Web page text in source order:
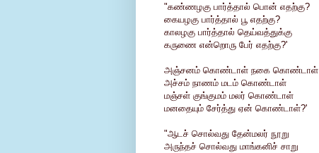
"கண்ணழகு பார்த்தால் பொன் எதற்கு?
கையழகு பார்த்தால் பூ எதற்கு?
காலழகு பார்த்தால் தெய்வத்துக்கு
கருணை என்றொரு பேர் எதற்கு?'
அஞ்சனம் கொண்டாள் நகை கொண்டாள்
அச்சம் நாணம் மடம் கொண்டாள்
மஞ்சள் குங்குமம் மலர் கொண்டாள்
மனதையும் சேர்த்து ஏன் கொண்டாள்?'
"ஆடச் சொல்வது தேன்மலர் நூறு
அருந்தச் சொல்வது மாங்கனிச் சாறு